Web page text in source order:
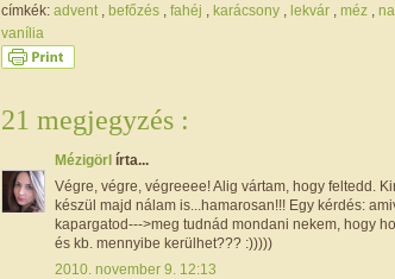
címkék: advent befőzés fahéj karácsony lekvár méz
vanília
21 megjegyzés :
Mézigörl írta...
Végre, végre, végreeee! Alig vártam, hogy feltedd.
készül majd nálam is...hamarosan!!! Egy kérdés:
kapargatod--->meg tudnád mondani nekem, hogy
és kb. mennyibe kerülhet??? :)))))
2010. november 9. 12:13